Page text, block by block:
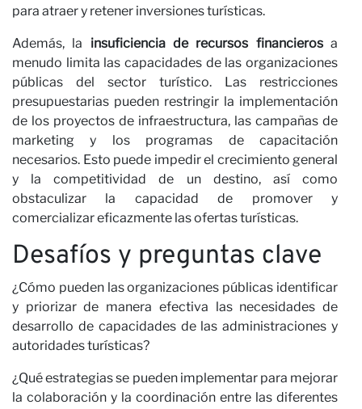
para atraer y retener inversiones turísticas.
Además, la insuficiencia de recursos financierosa
menudo limita las capacidades de las organizaciones
públicas del sector turístico. Las restricciones
presupuestarias pueden restringir la implementación
de los proyectos de infraestructura, las campañas de
marketing y los programas de capacitación
necesarios. Esto puede impedir el crecimiento general
y la competitividad de un destino, así como
obstaculizar la capacidad de promover y
comercializar eficazmente las ofertas turísticas.
Desafíos y preguntas clave
¿Cómo pueden las organizaciones públicas identificar
y priorizar de manera efectiva las necesidades de
desarrollo de capacidades de las administraciones y
autoridades turísticas?
¿Qué estrategias se pueden implementar para mejorar
la colaboración y la coordinación entre las diferentes